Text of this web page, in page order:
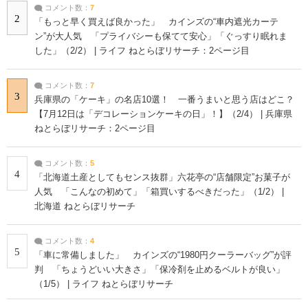
2
コメント数： 7
「もっと早く買えば良かった」 カインズの“車内遮光カーテ
ン”が大人気 「プライバシーも保てて安心」「ぐっすり眠れま
した」（2/2） | ライフ ねとらぼリサーチ：2ページ目
3
コメント数： 7
兵庫県の「ケーキ」の名店10選！ 一番うまいと思う店はどこ？
【7月12日は「デコレーションケーキの日」！】（2/4） | 兵庫県
ねとらぼリサーチ：2ページ目
4
コメント数： 5
「北海道土産としてもセンス抜群」六花亭の“店舗限定”お菓子が
人気 「こんなの初めて」「箱買いするべきだった」（1/2） |
北海道 ねとらぼリサーチ
5
コメント数： 4
「車に常備しました」 カインズの“1980円クーラーバッグ”が評
判 「ちょうどいい大きさ」「保冷剤を止めるベルトが良い」
（1/5） | ライフ ねとらぼリサーチ